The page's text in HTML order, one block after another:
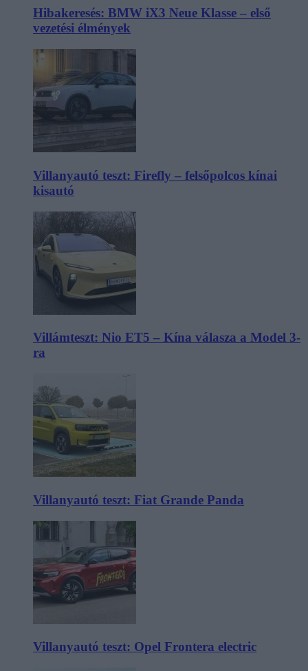
Hibakeresés: BMW iX3 Neue Klasse – első
vezetési élmények
Villanyautó teszt: Firefly – felsőpolcos kínai
kisautó
Villámteszt: Nio ET5 – Kína válasza a Model 3-
ra
Villanyautó teszt: Fiat Grande Panda
Villanyautó teszt: Opel Frontera electric